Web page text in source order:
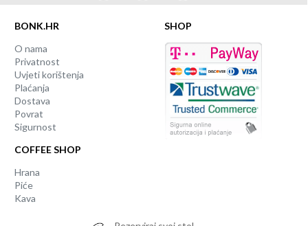
BONK.HR
O nama
Privatnost
Uvjeti korištenja
Plaćanja
Dostava
Povrat
Sigurnost
COFFEE SHOP
Hrana
Piće
Kava
SHOP